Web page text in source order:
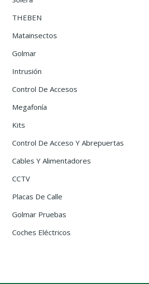
THEBEN
Matainsectos
Golmar
Intrusión
Control De Accesos
Megafonía
Kits
Control De Acceso Y Abrepuertas
Cables Y Alimentadores
CCTV
Placas De Calle
Golmar Pruebas
Coches Eléctricos